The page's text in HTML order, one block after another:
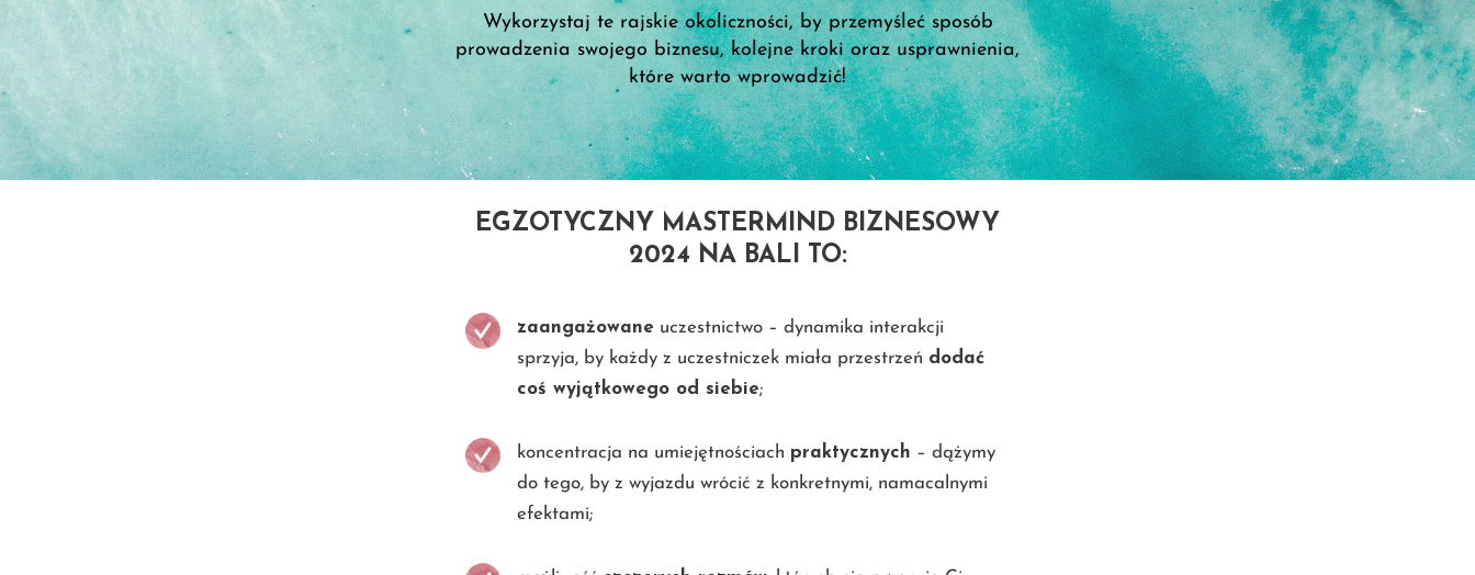
Wykorzystaj te rajskie okoliczności, by przemyśleć sposób
prowadzenia swojego biznesu, kolejne kroki oraz usprawnienia,
które warto wprowadzić!
EGZOTYCZNY MASTERMIND BIZNESOWY
2024 NA BALI TO:
zaangażowane uczestnictwo – dynamika interakcji
sprzyja, by każdy z uczestniczek miała przestrzeń dodać
coś wyjątkowego od siebie;
koncentracja na umiejętnościach praktycznych – dążymy
do tego, by z wyjazdu wrócić z konkretnymi, namacalnymi
efektami;